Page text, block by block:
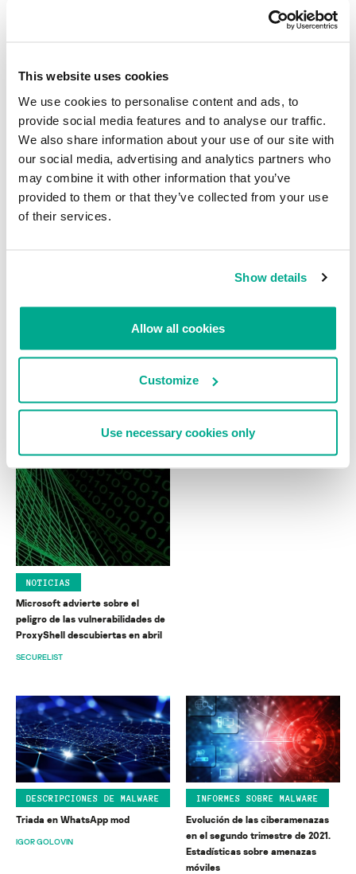
This website uses cookies
We use cookies to personalise content and ads, to
provide social media features and to analyse our traffic.
We also share information about your use of our site with
our social media, advertising and analytics partners who
may combine it with other information that you’ve
provided to them or that they’ve collected from your use
of their services.
Show details
Allow all cookies
Customize
Use necessary cookies only
NOTICIAS
El nuevo troyano bancario para
Android SOVA podría comenzar a
distribuir Ransomware y ataques
DDoS
NOTICIAS
Microsoft advierte sobre el
peligro de las vulnerabilidades de
ProxyShell descubiertas en abril
SECURELIST
Ciberamenazas relacionadas con
los juegos en 2020-2021
DESCRIPCIONES DE MALWARE
Triada en WhatsApp mod
IGOR GOLOVIN
INFORMES SOBRE MALWARE
Evolución de las ciberamenazas
en el segundo trimestre de 2021.
Estadísticas sobre amenazas
móviles